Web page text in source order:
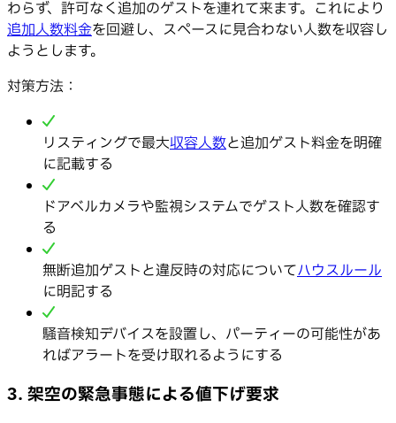
わらず、許可なく追加のゲストを連れて来ます。これにより
追加人数料金を回避し、スペースに見合わない人数を収容し
ようとします。
対策方法：
リスティングで最大収容人数と追加ゲスト料金を明確
に記載する
ドアベルカメラや監視システムでゲスト人数を確認す
る
無断追加ゲストと違反時の対応についてハウスルール
に明記する
騒音検知デバイスを設置し、パーティーの可能性があ
ればアラートを受け取れるようにする
3. 架空の緊急事態による値下げ要求